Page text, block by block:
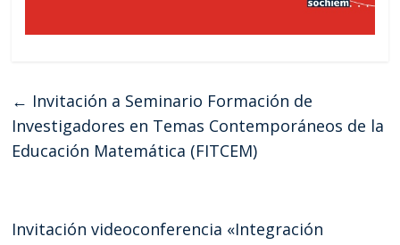
← Invitación a Seminario Formación de
Investigadores en Temas Contemporáneos de la
Educación Matemática (FITCEM)
Invitación videoconferencia «Integración